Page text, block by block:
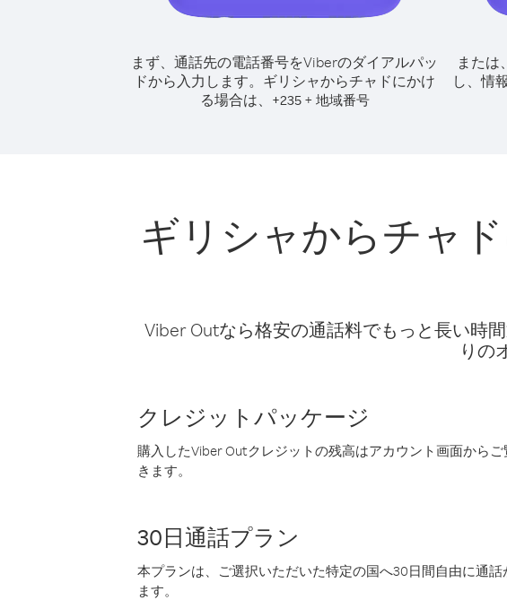
まず、通話先の電話番号をViberのダイアルパッ
ドから入力します。 ギリシャからチャドにかけ
る場合は、
+235+ 地域番号
または
し、情
ギリシャからチャ
Viber Outなら格安の通話料でもっと長い時
りの
クレジットパッケージ
購入したViber Outクレジットの残高はアカウント画面から
きます。
30日通話プラン
本プランは、ご選択いただいた特定の国へ30日間自由に通
ます。